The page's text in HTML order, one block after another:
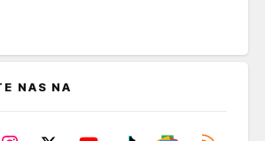
NAS NA